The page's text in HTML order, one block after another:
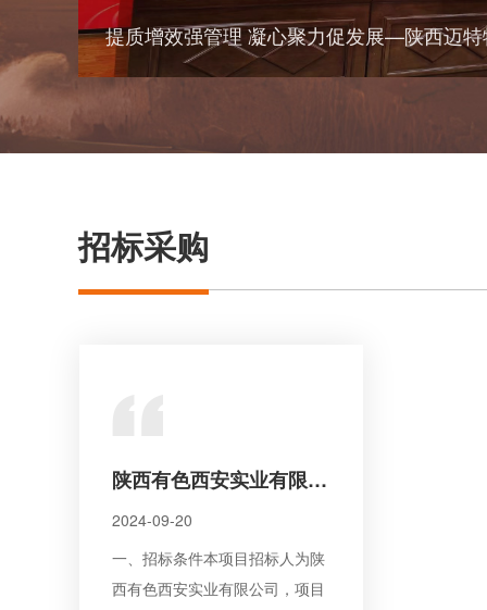
招标采购
陕西有色西安实业有限公司 消防安全隐患整改项目招标公告
2024-09-20
一、招标条件本项目招标人为陕
西有色西安实业有限公司，项目